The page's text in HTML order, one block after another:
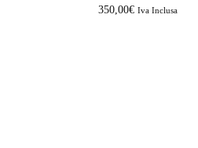
350,00€ Iva Inclusa